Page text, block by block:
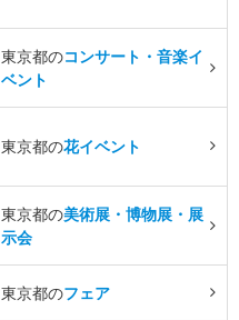
東京都のコンサート・音楽イ
ベント
東京都の花イベント
東京都の美術展・博物展・展
示会
東京都のフェア